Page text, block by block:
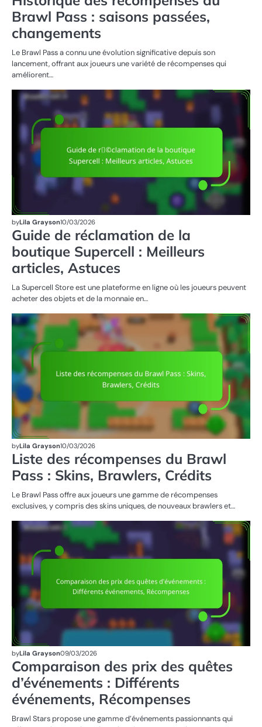
Brawl Pass : saisons passées,
changements
Le Brawl Pass a connu une évolution significative depuis son
lancement, offrant aux joueurs une variété de récompenses qui
améliorent…
byLila Grayson10/03/2026
Guide de réclamation de la
boutique Supercell : Meilleurs
articles, Astuces
La Supercell Store est une plateforme en ligne où les joueurs peuvent
acheter des objets et de la monnaie en…
byLila Grayson10/03/2026
Liste des récompenses du Brawl
Pass : Skins, Brawlers, Crédits
Le Brawl Pass offre aux joueurs une gamme de récompenses
exclusives, y compris des skins uniques, de nouveaux brawlers et…
byLila Grayson09/03/2026
Comparaison des prix des quêtes
d’événements : Différents
événements, Récompenses
Brawl Stars propose une gamme d’événements passionnants qui